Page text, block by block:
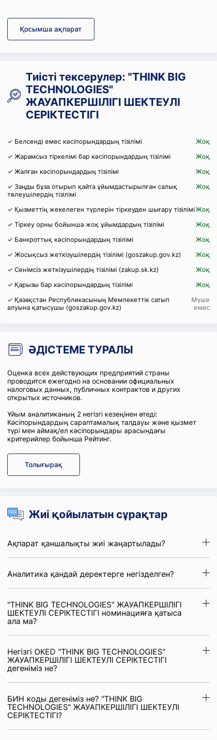
Қосымша ақпарат
Тиісті тексерулер: "THINK BIG
TECHNOLOGIES"
ЖАУАПКЕРШІЛІГІ ШЕКТЕУЛІ
СЕРІКТЕСТІГІ
✓ Белсенді емес кәсіпорындардың тізілімі
Жоқ
✓ Жарамсыз тіркелімі бар кәсіпорындардың тізілімі
Жоқ
✓ Жалған кәсіпорындардың тізілімі
Жоқ
✓ Заңды бұза отырып қайта ұйымдастырылған салық
төлеушілердің тізілімі
Жоқ
✓ Қызметтің жекелеген түрлерін тіркеуден шығару тізіліміЖоқ
✓ Тіркеу орны бойынша жоқ ұйымдардың тізілімі
Жоқ
✓ Банкроттық кәсіпорындардың тізілімі
Жоқ
✓ Жосықсыз жеткізушілердің тізілімі (goszakup.gov.kz)
Жоқ
✓ Сенімсіз жеткізушілердің тізілімі (zakup.sk.kz)
Жоқ
✓ Қарызы бар кәсіпорындардың тізілімі
Жоқ
✓ Қазақстан Республикасының Мемлекеттік сатып
алуына қатысушы (goszakup.gov.kz)
Мүше
емес
ӘДІСТЕМЕ ТУРАЛЫ
Оценка всех действующих предприятий страны
проводится ежегодно на основании официальных
налоговых данных, публичных контрактов и других
открытых источников.
Ұйым аналитиканың 2 негізгі кезеңінен өтеді:
Кәсіпорындардың сараптамалық талдауы және қызмет
түрі мен аймақ/ел кәсіпорындары арасындағы
критерийлер бойынша Рейтинг.
Толығырақ
Жиі қойылатын сұрақтар
Ақпарат қаншалықты жиі жаңартылады?
Аналитика қандай деректерге негізделген?
"THINK BIG TECHNOLOGIES" ЖАУАПКЕРШІЛІГІ
ШЕКТЕУЛІ СЕРІКТЕСТІГІ номинацияға қатыса
ала ма?
Негізгі OKED "THINK BIG TECHNOLOGIES"
ЖАУАПКЕРШІЛІГІ ШЕКТЕУЛІ СЕРІКТЕСТІГІ
дегеніміз не?
БИН коды дегеніміз не? "THINK BIG
TECHNOLOGIES" ЖАУАПКЕРШІЛІГІ ШЕКТЕУЛІ
СЕРІКТЕСТІГІ?